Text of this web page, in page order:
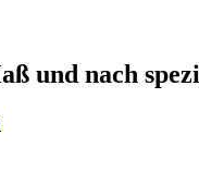
und nach